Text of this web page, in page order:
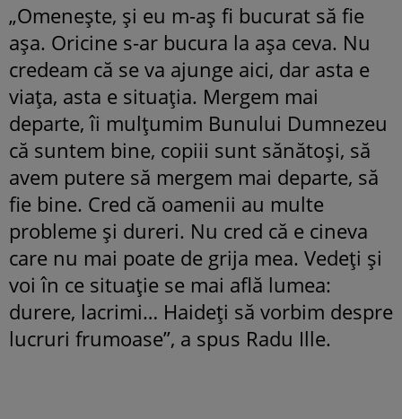
„Omenește, și eu m-aș fi bucurat să fie
așa. Oricine s-ar bucura la așa ceva. Nu
credeam că se va ajunge aici, dar asta e
viața, asta e situația. Mergem mai
departe, îi mulțumim Bunului Dumnezeu
că suntem bine, copiii sunt sănătoși, să
avem putere să mergem mai departe, să
fie bine. Cred că oamenii au multe
probleme și dureri. Nu cred că e cineva
care nu mai poate de grija mea. Vedeți și
voi în ce situație se mai află lumea:
durere, lacrimi… Haideți să vorbim despre
lucruri frumoase”, a spus Radu Ille.